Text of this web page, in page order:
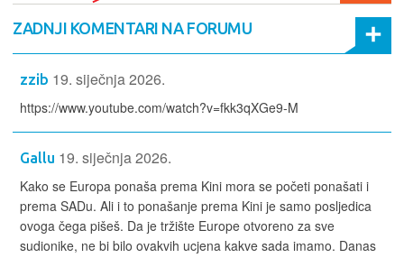
ZADNJI KOMENTARI NA FORUMU
zzib 19. siječnja 2026.
https://www.youtube.com/watch?v=fkk3qXGe9-M
Gallu 19. siječnja 2026.
Kako se Europa ponaša prema Kini mora se početi ponašati i
prema SADu. Ali i to ponašanje prema Kini je samo posljedica
ovoga čega pišeš. Da je tržište Europe otvoreno za sve
sudionike, ne bi bilo ovakvih ucjena kakve sada imamo. Danas